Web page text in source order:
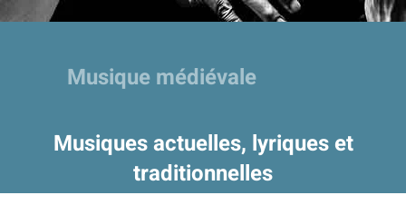
Musique médiévale
Musiques actuelles, lyriques et
traditionnelles